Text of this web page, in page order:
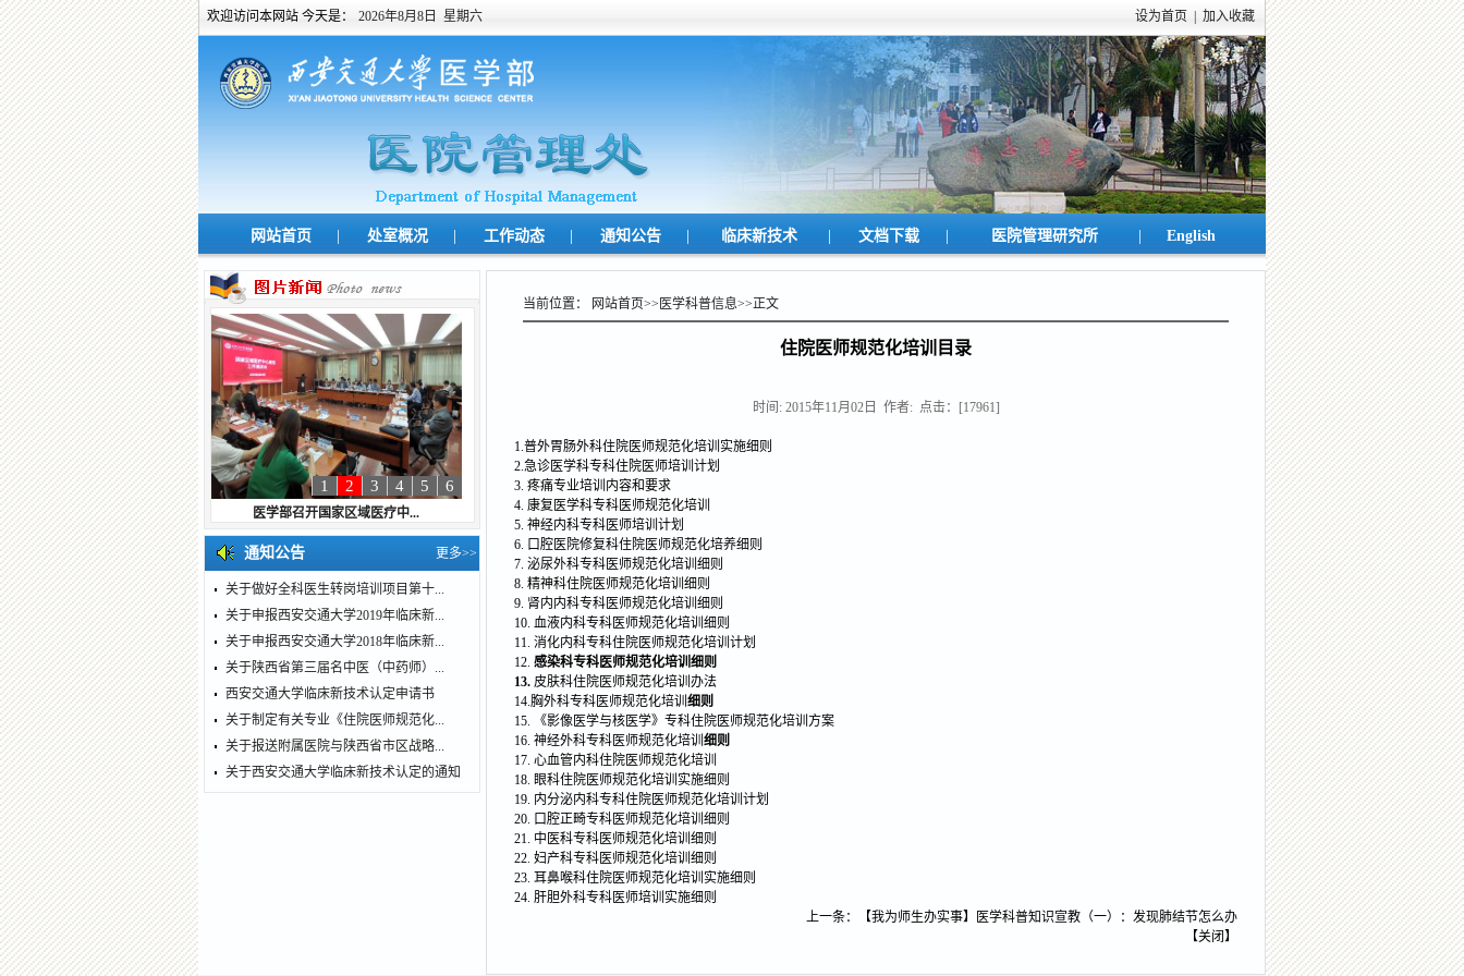
欢迎访问本网站 今天是： 2026年8月8日 星期六 设为首页 加入收藏
网站首页 | 处室概况 | 工作动态 | 通知公告 | 临床新技术 | 文档下载 | 医院管理研究所 | English
1 2 3 4 5 6
医学部召开国家区域医疗中...
通知公告 更多>>
关于做好全科医生转岗培训项目第十...
关于申报西安交通大学2019年临床新...
关于申报西安交通大学2018年临床新...
关于陕西省第三届名中医（中药师）...
西安交通大学临床新技术认定申请书
关于制定有关专业《住院医师规范化...
关于报送附属医院与陕西省市区战略...
关于西安交通大学临床新技术认定的通知
当前位置： 网站首页>> 医学科普信息>>正文
住院医师规范化培训目录
时间: 2015年11月02日 作者: 点击：[17961]
1.普外胃肠外科住院医师规范化培训实施细则
2.急诊医学科专科住院医师培训计划
3. 疼痛专业培训内容和要求
4. 康复医学科专科医师规范化培训
5. 神经内科专科医师培训计划
6. 口腔医院修复科住院医师规范化培养细则
7. 泌尿外科专科医师规范化培训细则
8. 精神科住院医师规范化培训细则
9. 肾内内科专科医师规范化培训细则
10. 血液内科专科医师规范化培训细则
11. 消化内科专科住院医师规范化培训计划
12. 感染科专科医师规范化培训细则
13. 皮肤科住院医师规范化培训办法
14.胸外科专科医师规范化培训 细则
15. 《影像医学与核医学》专科住院医师规范化培训方案
16. 神经外科专科医师规范化培训 细则
17. 心血管内科住院医师规范化培训
18. 眼科住院医师规范化培训实施细则
19. 内分泌内科专科住院医师规范化培训计划
20. 口腔正畸专科医师规范化培训细则
21. 中医科专科医师规范化培训细则
22. 妇产科专科医师规范化培训细则
23. 耳鼻喉科住院医师规范化培训实施细则
24. 肝胆外科专科医师培训实施细则
上一条：
【我为师生办实事】医学科普知识宣教（一）：发现肺结节怎么办
【关闭】